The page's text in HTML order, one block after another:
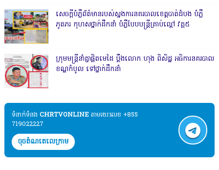
សេចក្តីបំភ្លឺព័ត៌មានរបស់ស្នងការនគរបាលខេត្តបាត់ដំបង បំភ្លឺ
ភូតភរ កុហសថ្នាក់ដឹកនាំ បំភ្លឺបែបបន្ត្រីគ្រាប់ល្ពៅ វគ្គ៥
ក្រុមមន្ត្រីនាំគ្នាផ្ដិតមេដៃ ប្ដឹងលោក ហុង ពិសិដ្ឋ អធិការនគរបាល
ខណ្ឌកំបូល ទៅថ្នាក់ដឹកនាំ
ទំនាក់ទំនង​​ CHRTVONLINE តាមរយៈលេខ +855
719022227
ចុចតំណតេលេក្រាម